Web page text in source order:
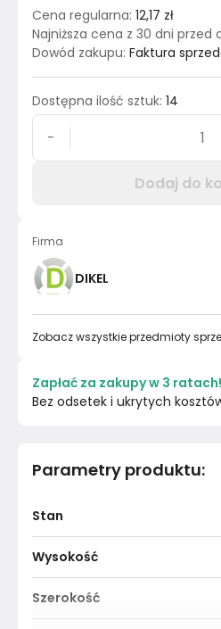
Parametry produktu:
Stan
Wysokość
Szerokość
Cena regularna: 12,17 zł
Najniższa cena z 30 dni przed
Dowód zakupu: Faktura
Dostępna ilość sztuk: 14
-
Dodaj do
Firma
DIKEL
Zobacz wszystkie przedmioty
Zapłać za zakupy w 3 ratach!
Bez odsetek i ukrytych